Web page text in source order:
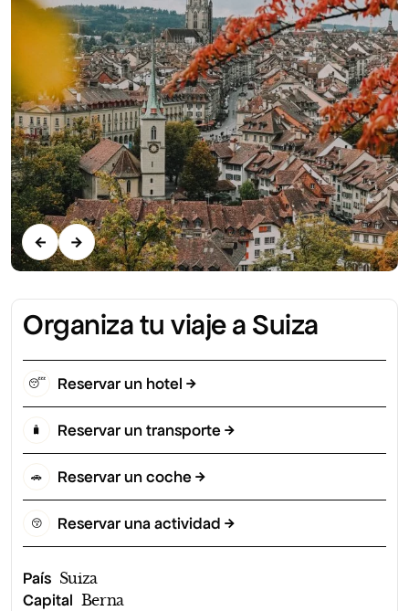
← →
Organiza tu viaje a Suiza
😴 Reservar un hotel
🧳 Reservar un transporte
🚗 Reservar un coche
😚 Reservar una actividad
País Suiza
Capital Berna